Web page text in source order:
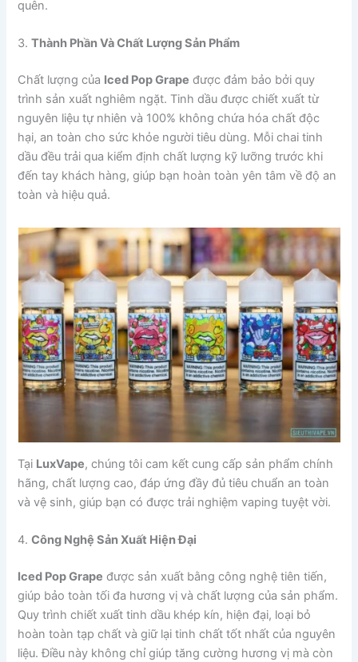
quên.
3.Thành Phần Và Chất Lượng Sản Phẩm
Chất lượng của Iced Pop Grape được đảm bảo bởi quy
trình sản xuất nghiêm ngặt. Tinh dầu được chiết xuất từ
nguyên liệu tự nhiên và 100% không chứa hóa chất độc
hại, an toàn cho sức khỏe người tiêu dùng. Mỗi chai tinh
dầu đều trải qua kiểm định chất lượng kỹ lưỡng trước khi
đến tay khách hàng, giúp bạn hoàn toàn yên tâm về độ an
toàn và hiệu quả.
Tại LuxVape, chúng tôi cam kết cung cấp sản phẩm chính
hãng, chất lượng cao, đáp ứng đầy đủ tiêu chuẩn an toàn
và vệ sinh, giúp bạn có được trải nghiệm vaping tuyệt vời.
4.Công Nghệ Sản Xuất Hiện Đại
Iced Pop Grape được sản xuất bằng công nghệ tiên tiến,
giúp bảo toàn tối đa hương vị và chất lượng của sản phẩm.
Quy trình chiết xuất tinh dầu khép kín, hiện đại, loại bỏ
hoàn toàn tạp chất và giữ lại tinh chất tốt nhất của nguyên
liệu. Điều này không chỉ giúp tăng cường hương vị mà còn